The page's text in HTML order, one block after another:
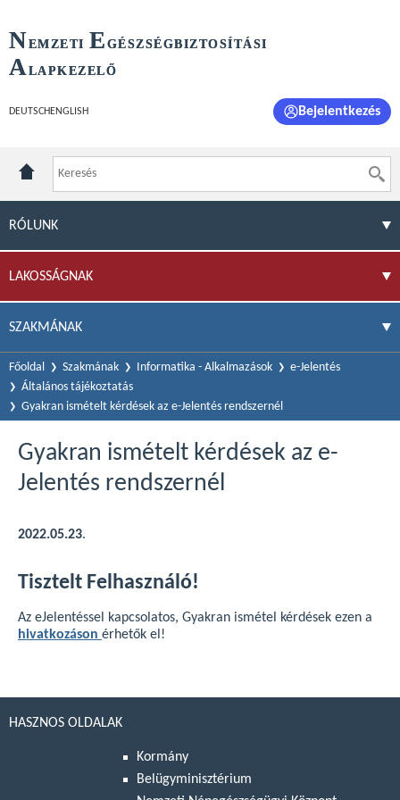
NEMZETI E GÉSZSÉGBIZTOSÍTÁSI
ALAPKEZELŐ
DEUTSCH ENGLISH Bejelentkezés
RÓLUNK
LAKOSSÁGNAK
SZAKMÁNAK
Főoldal Szakmának Informatika - Alkalmazások
e-Jelentés
Általános tájékoztatás
Gyakran ismételt kérdések az e-Jelentés rendszernél
Gyakran ismételt kérdések az e-
Jelentés rendszernél
2022.05.23.
Tisztelt Felhasználó!
Az eJelentéssel kapcsolatos, Gyakran ismétel kérdések ezen a
hivatkozáson érhetők el!
HASZNOS OLDALAK
Kormány
Belügyminisztérium